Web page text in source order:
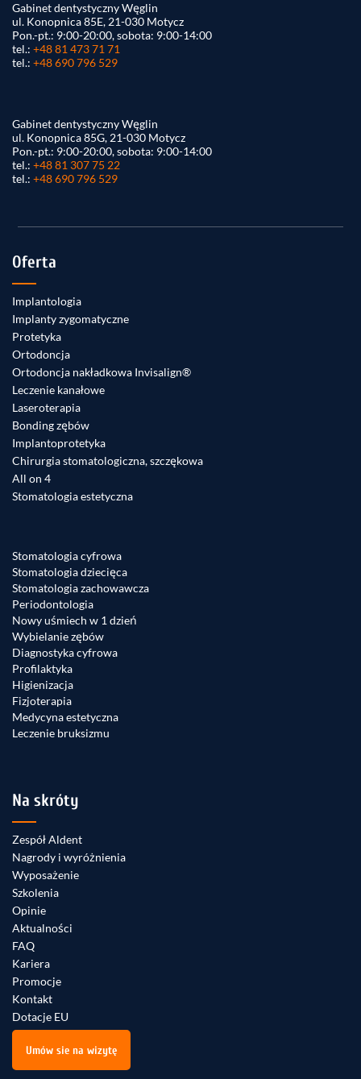
Gabinet dentystyczny Węglin
ul. Konopnica 85E, 21-030 Motycz
Pon.-pt.: 9:00-20:00, sobota: 9:00-14:00
tel.: +48 81 473 71 71
tel.: +48 690 796 529
Gabinet dentystyczny Węglin
ul. Konopnica 85G, 21-030 Motycz
Pon.-pt.: 9:00-20:00, sobota: 9:00-14:00
tel.: +48 81 307 75 22
tel.: +48 690 796 529
Oferta
Implantologia
Implanty zygomatyczne
Protetyka
Ortodoncja
Ortodoncja nakładkowa Invisalign®
Leczenie kanałowe
Laseroterapia
Bonding zębów
Implantoprotetyka
Chirurgia stomatologiczna, szczękowa
All on 4
Stomatologia estetyczna
Stomatologia cyfrowa
Stomatologia dziecięca
Stomatologia zachowawcza
Periodontologia
Nowy uśmiech w 1 dzień
Wybielanie zębów
Diagnostyka cyfrowa
Profilaktyka
Higienizacja
Fizjoterapia
Medycyna estetyczna
Leczenie bruksizmu
Na skróty
Zespół Aldent
Nagrody i wyróżnienia
Wyposażenie
Szkolenia
Opinie
Aktualności
FAQ
Kariera
Promocje
Kontakt
Dotacje EU
Umów sie na wizytę